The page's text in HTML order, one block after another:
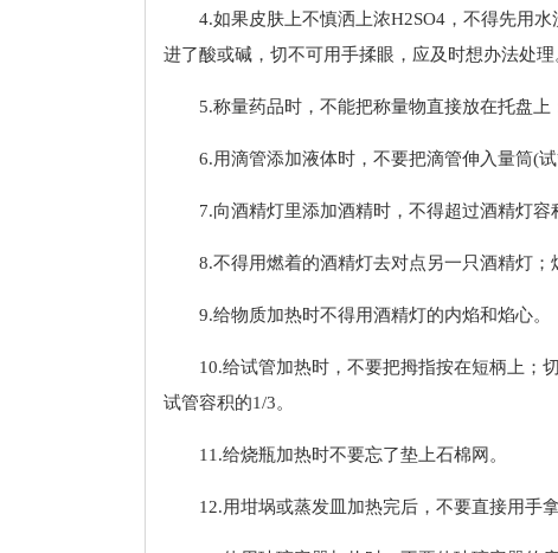
4.如果皮肤上不慎洒上浓H2SO4，不得先用
进了酸或碱，切不可用手揉眼，应及时想办法处理
5.称量药品时，不能把称量物直接放在托盘
6.用滴管添加液体时，不要把滴管伸入量筒(
7.向酒精灯里添加酒精时，不得超过酒精灯容
8.不得用燃着的酒精灯去对点另一只酒精灯；
9.给物质加热时不得用酒精灯的内焰和焰心。
10.给试管加热时，不要把拇指按在短柄上；
试管容积的1/3。
11.给烧瓶加热时不要忘了垫上石棉网。
12.用坩埚或蒸发皿加热完后，不要直接用手